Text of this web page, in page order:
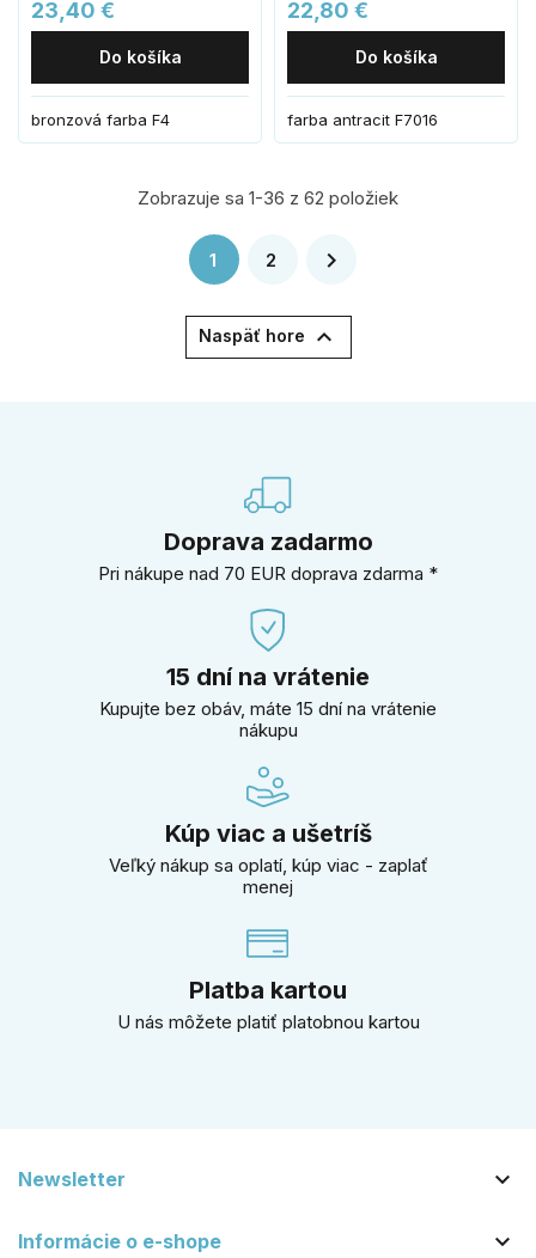
23,40 €
Do košíka
bronzová farba F4
22,80 €
Do košíka
farba antracit F7016
Zobrazuje sa 1-36 z 62 položiek
1 2 
Naspäť hore 
Doprava zadarmo
Pri nákupe nad 70 EUR doprava zdarma *
15 dní na vrátenie
Kupujte bez obáv, máte 15 dní na vrátenie
nákupu
Kúp viac a ušetríš
Veľký nákup sa oplatí, kúp viac - zaplať
menej
Platba kartou
U nás môžete platiť platobnou kartou
Newsletter 
Informácie o e-shope 